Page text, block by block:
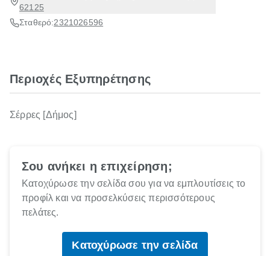
62125
Σταθερό:2321026596
Περιοχές Εξυπηρέτησης
Σέρρες [Δήμος]
Σου ανήκει η επιχείρηση;
Κατοχύρωσε την σελίδα σου για να εμπλουτίσεις το
προφίλ και να προσελκύσεις περισσότερους
πελάτες.
Κατοχύρωσε την σελίδα